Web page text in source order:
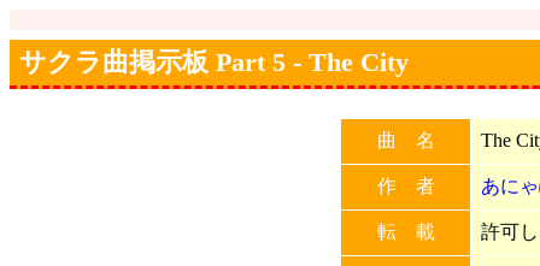
サクラ曲掲示板 Part 5 - The City
曲 名 The
作 者 あに
転 載 許可